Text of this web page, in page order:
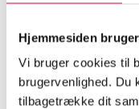
Hjemmesiden
Vi bruger cookies til
brugervenlighed. Du
tilbagetrække dit
Malou er 8 år og
hendes trofaste
konkurrencesport,
forhindringer.